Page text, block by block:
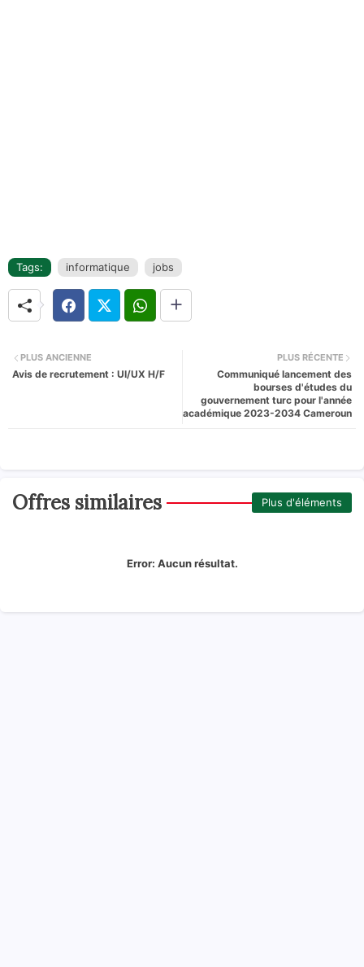
Tags: informatique jobs
PLUS RÉCENTE
Communiqué lancement des
bourses d'études du
gouvernement turc pour l'année
académique 2023-2034 Cameroun
PLUS ANCIENNE
Avis de recrutement : UI/UX H/F
Offres similaires Plus d'éléments
Error: Aucun résultat.